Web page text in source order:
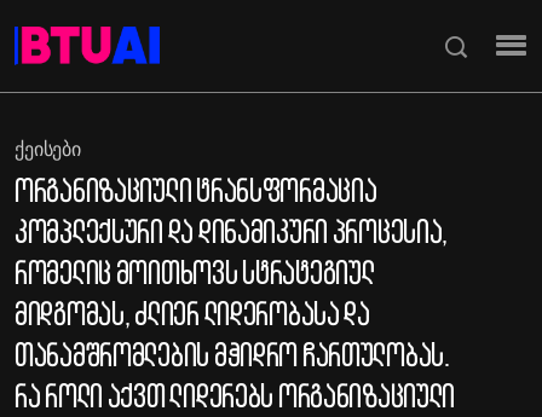
ᲥᲔᲘᲡᲔᲑᲘ
ორგანიზაციული ტრანსფორმაცია
კომპლექსური და დინამიკური პროცესია,
რომელიც მოითხოვს სტრატეგიულ
მიდგომას, ძლიერ ლიდერობასა და
თანამშრომლების მჭიდრო ჩართულობას.
რა როლი აქვთ ლიდერებს ორგანიზაციული